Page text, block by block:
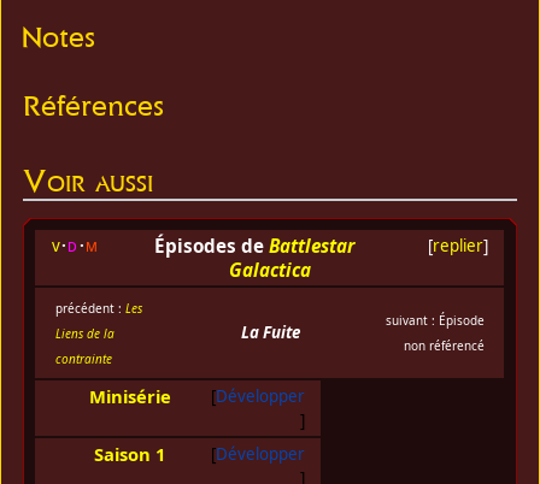
Notes
Références
Voir aussi
[replier]
v d m Épisodes de Battlestar
Galactica
précédent : Les
Liens de la
contrainte
La Fuite
suivant : Épisode
non référencé
Développer
Minisérie
Développer
Saison 1